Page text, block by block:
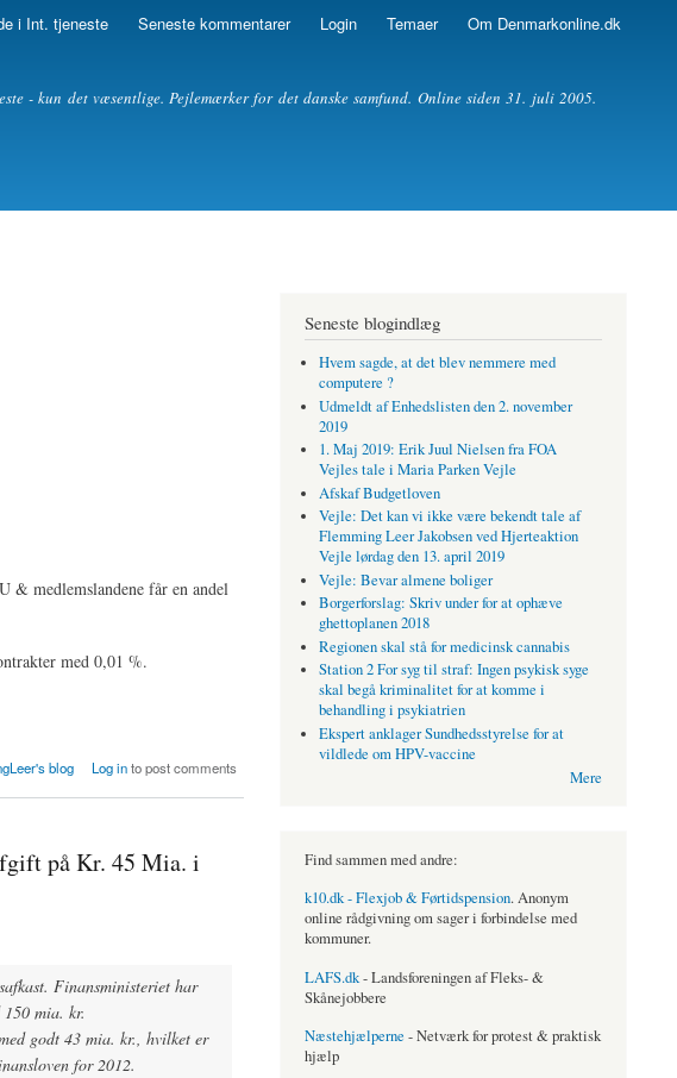
i Int. tjeneste Seneste kommentarer Login Temaer Om Denmarkonline.dk
- kun det væsentlige. Pejlemærker for det danske samfund. Online siden 31. juli 2005.
& medlemslandene får en andel
med 0,01 %.
blog Log into post comments
på Kr. 45 Mia. i
Finansministeriet har
150 mia. kr.
godt 43 mia. kr., hvilket er
for 2012.
Seneste blogindlæg
Hvem sagde, at det blev nemmere med
computere ?
Udmeldt af Enhedslisten den 2. november
2019
1. Maj 2019: Erik Juul Nielsen fra FOA
Vejles tale i Maria Parken Vejle
Afskaf Budgetloven
Vejle: Det kan vi ikke være bekendt tale af
Flemming Leer Jakobsen ved Hjerteaktion
Vejle lørdag den 13. april 2019
Vejle: Bevar almene boliger
Borgerforslag: Skriv under for at ophæve
ghettoplanen 2018
Regionen skal stå for medicinsk cannabis
Station 2 For syg til straf: Ingen psykisk syge
skal begå kriminalitet for at komme i
behandling i psykiatrien
Ekspert anklager Sundhedsstyrelse for at
vildlede om HPV-vaccine
Mere
Find sammen med andre:
k10.dk - Flexjob & Førtidspension. Anonym
online rådgivning om sager i forbindelse med
kommuner.
LAFS.dk- Landsforeningen af Fleks- &
Skånejobbere
Næstehjælperne - Netværk for protest & praktisk
hjælp